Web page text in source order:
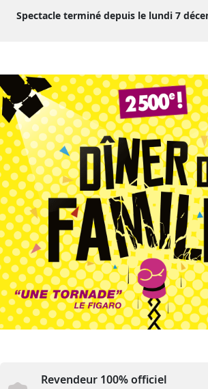
Spectacle terminé depuis le lundi 7
Revendeur 100% officiel